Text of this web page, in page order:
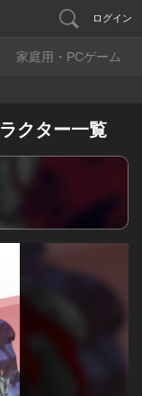
ログイン
家庭用・PCゲーム
クター一覧